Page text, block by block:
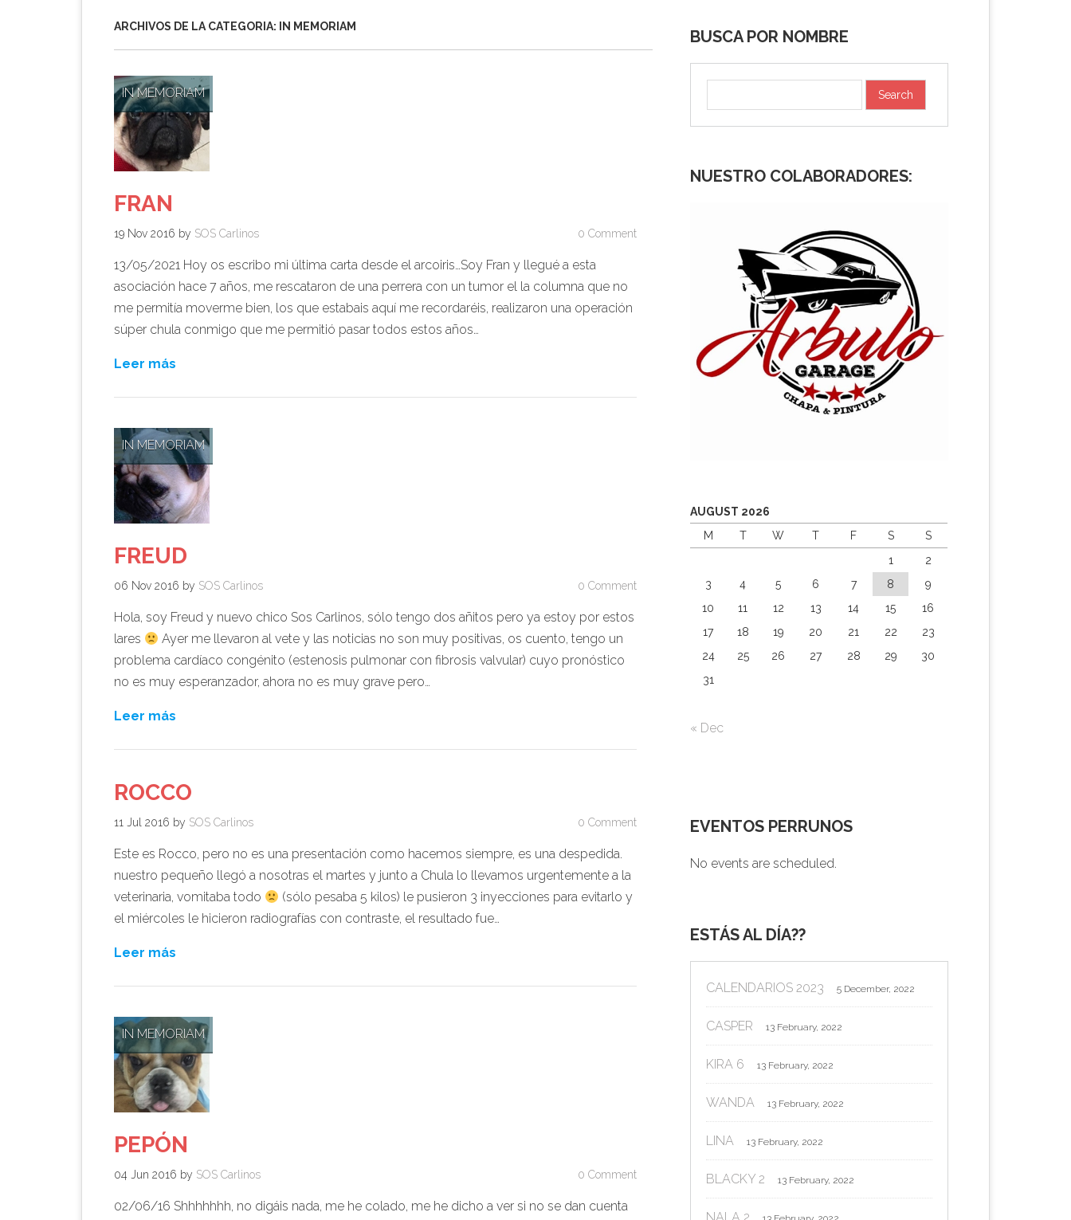
ARCHIVOS DE LA CATEGORIA: IN MEMORIAM
IN MEMORIAM
FRAN
19 Nov 2016 by SOS Carlinos 0 Comment
13/05/2021 Hoy os escribo mi última carta desde el arcoiris…Soy Fran y llegué a esta
asociación hace 7 años, me rescataron de una perrera con un tumor el la columna que no
me permitía moverme bien, los que estabais aquí me recordaréis, realizaron una operación
súper chula conmigo que me permitió pasar todos estos años…
Leer más
IN MEMORIAM
FREUD
06 Nov 2016 by SOS Carlinos 0 Comment
Hola, soy Freud y nuevo chico Sos Carlinos, sólo tengo dos añitos pero ya estoy por estos
lares
Ayer me llevaron al vete y las noticias no son muy positivas, os cuento, tengo un
problema cardíaco congénito (estenosis pulmonar con fibrosis valvular) cuyo pronóstico
no es muy esperanzador, ahora no es muy grave pero…
Leer más
ROCCO
11 Jul 2016 by SOS Carlinos 0 Comment
Este es Rocco, pero no es una presentación como hacemos siempre, es una despedida.
nuestro pequeño llegó a nosotras el martes y junto a Chula lo llevamos urgentemente a la
veterinaria, vomitaba todo
(sólo pesaba 5 kilos) le pusieron 3 inyecciones para evitarlo y
el miércoles le hicieron radiografías con contraste, el resultado fue…
Leer más
IN MEMORIAM
PEPÓN
04 Jun 2016 by SOS Carlinos 0 Comment
02/06/16 Shhhhhhh, no digáis nada, me he colado, me he dicho a ver si no se dan cuenta
BUSCA POR NOMBRE
NUESTRO COLABORADORES:
AUGUST 2026
M
T W T F S
S
1
2
3
4 5 6 7 8
9
10
11 12 13 14 15
16
17
18 19 20 21 22
23
24
25 26 27 28 29
30
31
« Dec
EVENTOS PERRUNOS
No events are scheduled.
ESTÁS AL DÍA??
CALENDARIOS 2023 5 December, 2022
CASPER 13 February, 2022
KIRA 6 13 February, 2022
WANDA 13 February, 2022
LINA 13 February, 2022
BLACKY 2 13 February, 2022